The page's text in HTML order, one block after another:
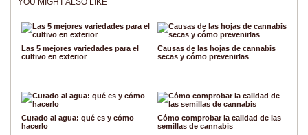
Las 5 mejores variedades para el
cultivo en exterior
Causas de las hojas de cannabis
secas y cómo prevenirlas
Curado al agua: qué es y cómo
hacerlo
Cómo comprobar la calidad de las
semillas de cannabis